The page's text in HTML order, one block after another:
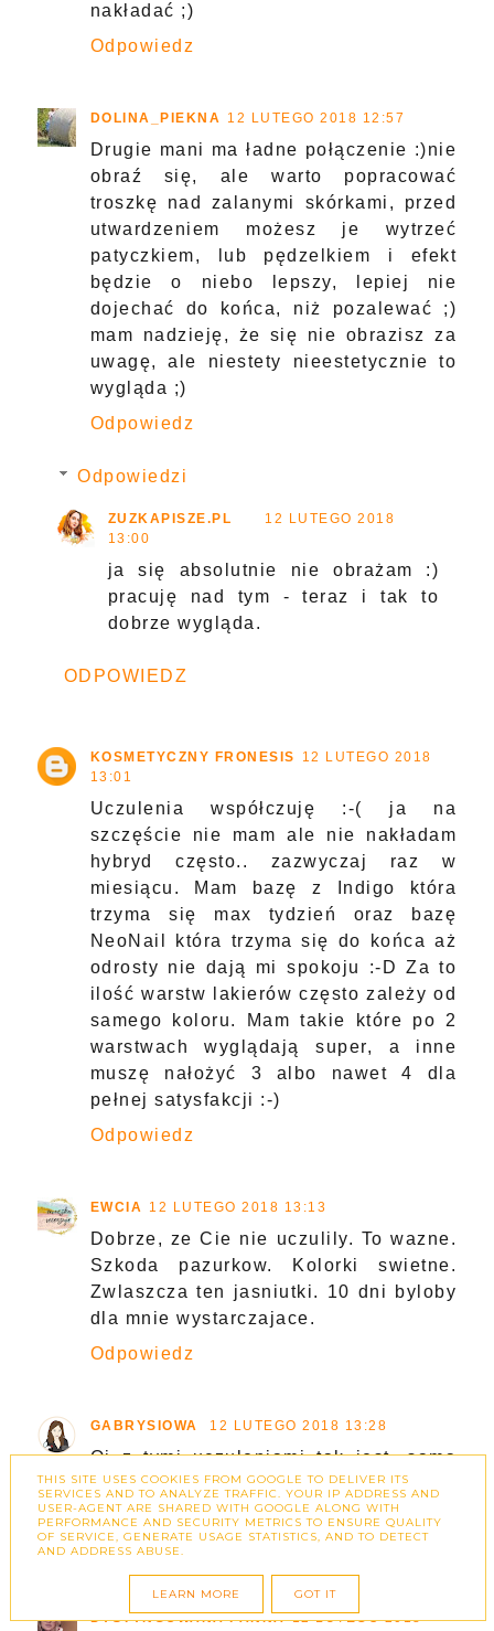
nakładać ;)
Odpowiedz
DOLINA_PIEKNA 12 LUTEGO 2018 12:57
Drugie mani ma ładne połączenie :)nie
obraź się, ale warto popracować
troszkę nad zalanymi skórkami, przed
utwardzeniem możesz je wytrzeć
patyczkiem, lub pędzelkiem i efekt
będzie o niebo lepszy, lepiej nie
dojechać do końca, niż pozalewać ;)
mam nadzieję, że się nie obrazisz za
uwagę, ale niestety nieestetycznie to
wygląda ;)
Odpowiedz
Odpowiedzi
ZUZKAPISZE.PL
12 LUTEGO 2018
13:00
ja się absolutnie nie obrażam :)
pracuję nad tym - teraz i tak to
dobrze wygląda.
ODPOWIEDZ
KOSMETYCZNY FRONESIS
12 LUTEGO 2018
13:01
Uczulenia współczuję :-( ja na
szczęście nie mam ale nie nakładam
hybryd często.. zazwyczaj raz w
miesiącu. Mam bazę z Indigo która
trzyma się max tydzień oraz bazę
NeoNail która trzyma się do końca aż
odrosty nie dają mi spokoju :-D Za to
ilość warstw lakierów często zależy od
samego koloru. Mam takie które po 2
warstwach wyglądają super, a inne
muszę nałożyć 3 albo nawet 4 dla
pełnej satysfakcji :-)
Odpowiedz
EWCIA 12 LUTEGO 2018 13:13
Dobrze, ze Cie nie uczulily. To wazne.
Szkoda pazurkow. Kolorki swietne.
Zwlaszcza ten jasniutki. 10 dni byloby
dla mnie wystarczajace.
Odpowiedz
GABRYSIOWA 12 LUTEGO 2018 13:28
Oj z tymi uczuleniami tak jest, sama
mam straszne uczulenie na Semilaca,
ponieważ sa robione na benzynie...
Odpowiedz
DYSTYNGOWANA PANNA 12 LUTEGO 2018
THIS SITE USES COOKIES FROM GOOGLE TO DELIVER ITS
SERVICES AND TO ANALYZE TRAFFIC. YOUR IP ADDRESS AND
USER-AGENT ARE SHARED WITH GOOGLE ALONG WITH
PERFORMANCE AND SECURITY METRICS TO ENSURE QUALITY
OF SERVICE, GENERATE USAGE STATISTICS, AND TO DETECT
AND ADDRESS ABUSE.
LEARN MORE GOT IT